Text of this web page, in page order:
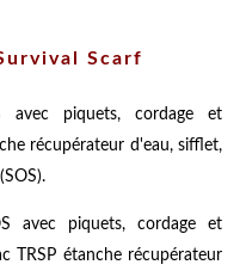
Scarf
avec piquets, cordage et
récupérateur d'eau, sifflet,
avec piquets, cordage et
TRSP étanche récupérateur